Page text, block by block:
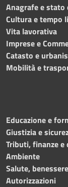
Anagrafe e stato
Cultura e tempo
Vita lavorativa
Imprese e
Catasto e
Mobilità e
Educazione e
Giustizia e
Tributi, finanze e
Ambiente
Salute,
Autorizzazioni